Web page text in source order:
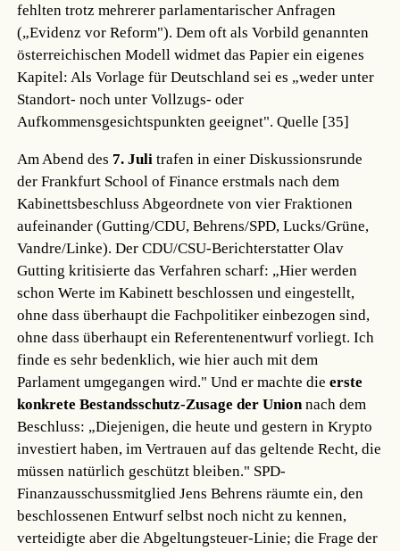
fehlten trotz mehrerer parlamentarischer Anfragen
(„Evidenz vor Reform"). Dem oft als Vorbild genannten
österreichischen Modell widmet das Papier ein eigenes
Kapitel: Als Vorlage für Deutschland sei es „weder unter
Standort- noch unter Vollzugs- oder
Aufkommensgesichtspunkten geeignet".Quelle [35]
Am Abend des 7. Juli trafen in einer Diskussionsrunde
der Frankfurt School of Finance erstmals nach dem
Kabinettsbeschluss Abgeordnete von vier Fraktionen
aufeinander (Gutting/CDU, Behrens/SPD, Lucks/Grüne,
Vandre/Linke). Der CDU/CSU-Berichterstatter Olav
Gutting kritisierte das Verfahren scharf: „Hier werden
schon Werte im Kabinett beschlossen und eingestellt,
ohne dass überhaupt die Fachpolitiker einbezogen sind,
ohne dass überhaupt ein Referentenentwurf vorliegt. Ich
finde es sehr bedenklich, wie hier auch mit dem
Parlament umgegangen wird." Und er machte dieerste
konkrete Bestandsschutz-Zusage der Unionnach dem
Beschluss: „Diejenigen, die heute und gestern in Krypto
investiert haben, im Vertrauen auf das geltende Recht, die
müssen natürlich geschützt bleiben." SPD-
Finanzausschussmitglied Jens Behrens räumte ein, den
beschlossenen Entwurf selbst noch nicht zu kennen,
verteidigte aber die Abgeltungsteuer-Linie; die Frage der